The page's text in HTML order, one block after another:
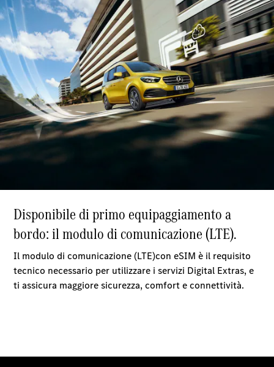
Cassonato
Configuratore
Mercedes-
Benz Store
Vito
Vito Mixto
Vito Tourer
Configuratore
Mercedes-
Benz Store
Marco Polo